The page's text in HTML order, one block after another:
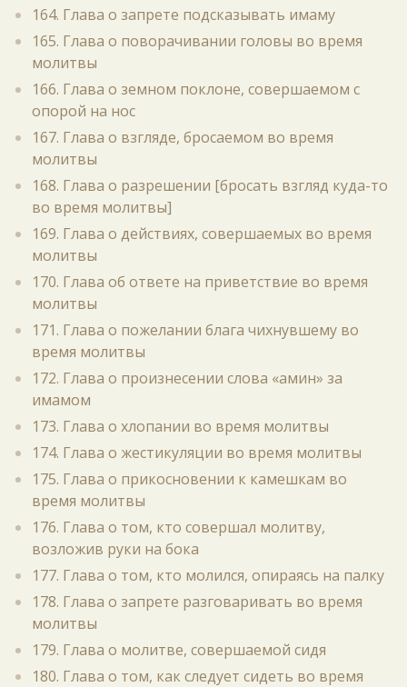
164. Глава о запрете подсказывать имаму
165. Глава о поворачивании головы во время
молитвы
166. Глава о земном поклоне, совершаемом с
опорой на нос
167. Глава о взгляде, бросаемом во время
молитвы
168. Глава о разрешении [бросать взгляд куда-то
во время молитвы]
169. Глава о действиях, совершаемых во время
молитвы
170. Глава об ответе на приветствие во время
молитвы
171. Глава о пожелании блага чихнувшему во
время молитвы
172. Глава о произнесении слова «амин» за
имамом
173. Глава о хлопании во время молитвы
174. Глава о жестикуляции во время молитвы
175. Глава о прикосновении к камешкам во
время молитвы
176. Глава о том, кто совершал молитву,
возложив руки на бока
177. Глава о том, кто молился, опираясь на палку
178. Глава о запрете разговаривать во время
молитвы
179. Глава о молитве, совершаемой сидя
180. Глава о том, как следует сидеть во время